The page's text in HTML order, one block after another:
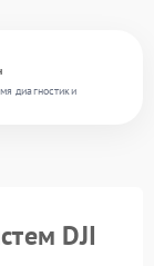
диагностики
DJI